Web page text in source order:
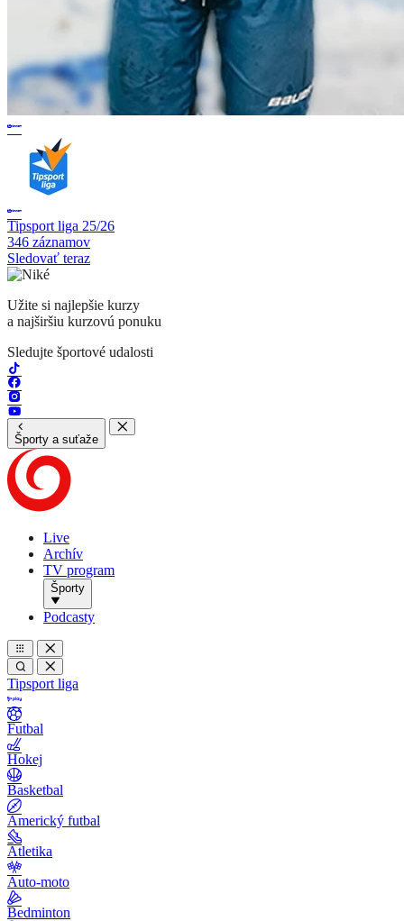
Tipsport liga 25/26
346 záznamov
Sledovať teraz
Užite si najlepšie kurzy
a najširšiu kurzovú ponuku
Sledujte športové udalosti
Športy a suťaže
Live
Archív
TV program
Športy
Podcasty
Tipsport liga
Futbal
Hokej
Basketbal
Americký futbal
Atletika
Auto-moto
Bedminton